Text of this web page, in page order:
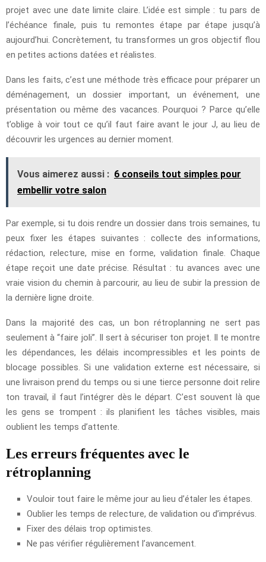
projet avec une date limite claire. L’idée est simple : tu pars de
l’échéance finale, puis tu remontes étape par étape jusqu’à
aujourd’hui. Concrètement, tu transformes un gros objectif flou
en petites actions datées et réalistes.
Dans les faits, c’est une méthode très efficace pour préparer un
déménagement, un dossier important, un événement, une
présentation ou même des vacances. Pourquoi ? Parce qu’elle
t’oblige à voir tout ce qu’il faut faire avant le jour J, au lieu de
découvrir les urgences au dernier moment.
Vous aimerez aussi : 6 conseils tout simples pour
embellir votre salon
Par exemple, si tu dois rendre un dossier dans trois semaines, tu
peux fixer les étapes suivantes : collecte des informations,
rédaction, relecture, mise en forme, validation finale. Chaque
étape reçoit une date précise. Résultat : tu avances avec une
vraie vision du chemin à parcourir, au lieu de subir la pression de
la dernière ligne droite.
Dans la majorité des cas, un bon rétroplanning ne sert pas
seulement à “faire joli”. Il sert à sécuriser ton projet. Il te montre
les dépendances, les délais incompressibles et les points de
blocage possibles. Si une validation externe est nécessaire, si
une livraison prend du temps ou si une tierce personne doit relire
ton travail, il faut l’intégrer dès le départ. C’est souvent là que
les gens se trompent : ils planifient les tâches visibles, mais
oublient les temps d’attente.
Les erreurs fréquentes avec le
rétroplanning
Vouloir tout faire le même jour au lieu d’étaler les étapes.
Oublier les temps de relecture, de validation ou d’imprévus.
Fixer des délais trop optimistes.
Ne pas vérifier régulièrement l’avancement.